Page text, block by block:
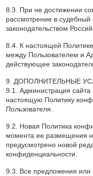
8.3. При не достижении
рассмотрение в судебный
законодательством
8.4. К настоящей
между Пользователем и
действующее
9. ДОПОЛНИТЕЛЬНЫЕ
9.1. Администрация сайта
настоящую Политику
Пользователя.
9.2. Новая Политика
момента ее размещения
предусмотрено новой
конфиденциальности.
9.3. Все предложения